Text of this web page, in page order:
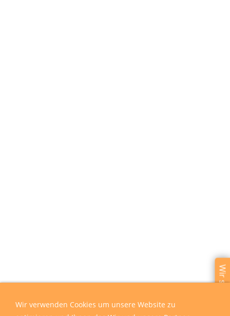
Wir sind für Sie da
Wir verwenden Cookies um unsere Website zu